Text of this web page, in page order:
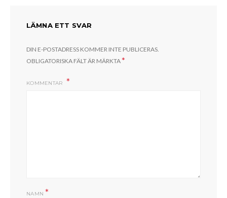
LÄMNA ETT SVAR
DIN E-POSTADRESS KOMMER INTE PUBLICERAS.
OBLIGATORISKA FÄLT ÄR MÄRKTA*
KOMMENTAR
NAMN*